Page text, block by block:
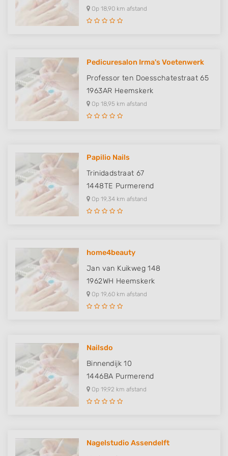
Op 18,90 km afstand
Pedicuresalon Irma's Voetenwerk
Professor ten Doesschatestraat 65
1963AR Heemskerk
Op 18,95 km afstand
Papilio Nails
Trinidadstraat 67
1448TE Purmerend
Op 19,34 km afstand
home4beauty
Jan van Kuikweg 148
1962WH Heemskerk
Op 19,60 km afstand
Nailsdo
Binnendijk 10
1446BA Purmerend
Op 19,92 km afstand
Nagelstudio Assendelft
Develop and improve services
Use precise geolocation data
Identify devices based on information
actively requested
Non-IAB processing purposes:
Functional
Advertising